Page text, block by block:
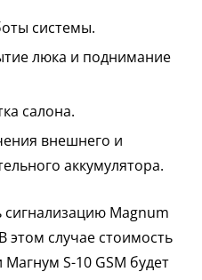
системы.
люка и поднимание
салона.
внешнего и
аккумулятора.
Magnum
этом случае стоимость
S-10 GSM будет